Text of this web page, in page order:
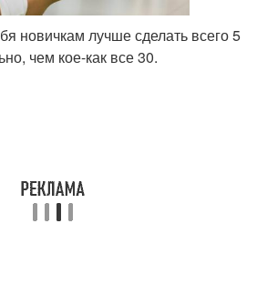
новичкам лучше сделать всего 5
чем кое-как все 30.